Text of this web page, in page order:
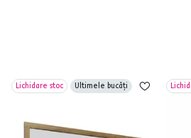
Lichidare stoc Ultimele bucăți